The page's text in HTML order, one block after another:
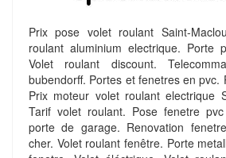
Prix pose volet roulant Saint-
roulant aluminium electrique. Porte
Volet roulant discount.
bubendorff. Portes et fenetres en pvc.
Prix moteur volet roulant electrique
Tarif volet roulant. Pose fenetre
porte de garage. Renovation
cher. Volet roulant fenêtre. Porte